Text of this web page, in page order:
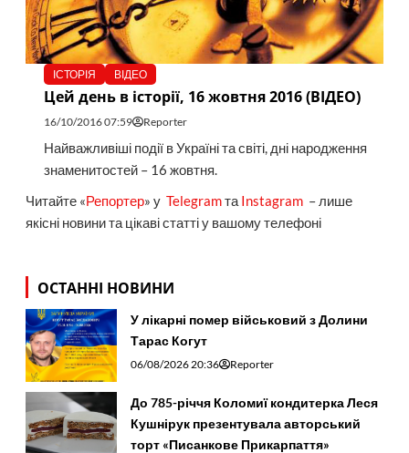
ІСТОРІЯ ВІДЕО
Цей день в історії, 16 жовтня 2016 (ВІДЕО)
16/10/2016 07:59 Reporter
Найважливіші події в Україні та світі, дні народження
знаменитостей – 16 жовтня.
Читайте «Репортер» у Telegramта Instagram– лише
якісні новини та цікаві статті у вашому телефоні
ОСТАННІ НОВИНИ
У лікарні помер військовий з Долини
Тарас Когут
06/08/2026 20:36 Reporter
До 785-річчя Коломиї кондитерка Леся
Кушнірук презентувала авторський
торт «Писанкове Прикарпаття»